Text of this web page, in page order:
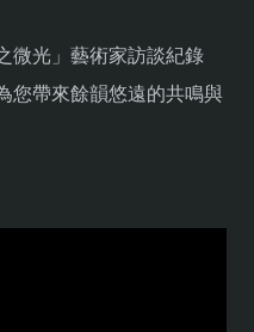
微光」藝術家訪談紀錄
您帶來餘韻悠遠的共鳴與